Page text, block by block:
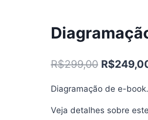
R$299,00 O
original
era:
R$
Diagramação de e-book.
Veja detalhes sobre